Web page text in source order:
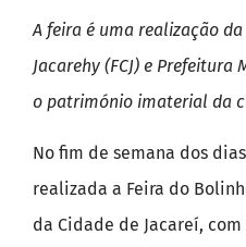
A feira é uma realização
Jacarehy (FCJ) e Prefeitura
o património imaterial da
No fim de semana dos
realizada a Feira do
da Cidade de Jacareí,